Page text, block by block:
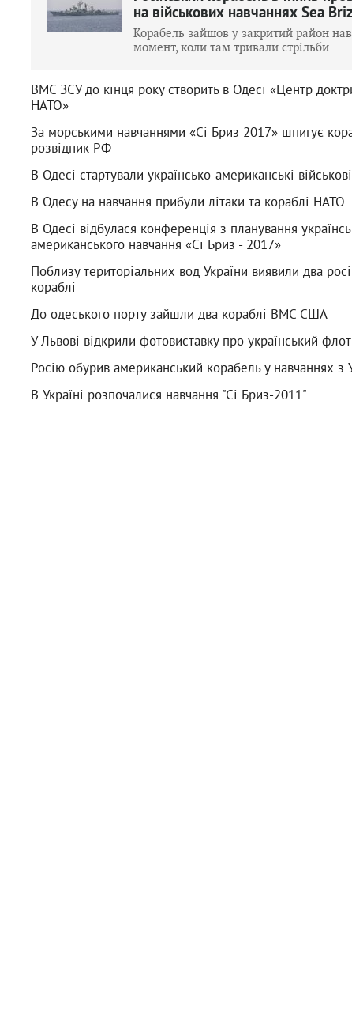
на військових навчаннях Sea
Корабель зайшов у закритий район
момент, коли там тривали стрільби
ВМС ЗСУ до кінця року створить в Одесі «Центр
НАТО»
За морськими навчаннями «Сі Бриз 2017» шпигує
розвідник РФ
В Одесі стартували українсько-американські
В Одесу на навчання прибули літаки та кораблі НАТО
В Одесі відбулася конференція з планування
американського навчання «Сі Бриз - 2017»
Поблизу територіальних вод України виявили два
кораблі
До одеського порту зайшли два кораблі ВМС США
У Львові відкрили фотовиставку про український флот
Росію обурив американський корабель у навчаннях з
В Україні розпочалися навчання "Сі Бриз-2011"